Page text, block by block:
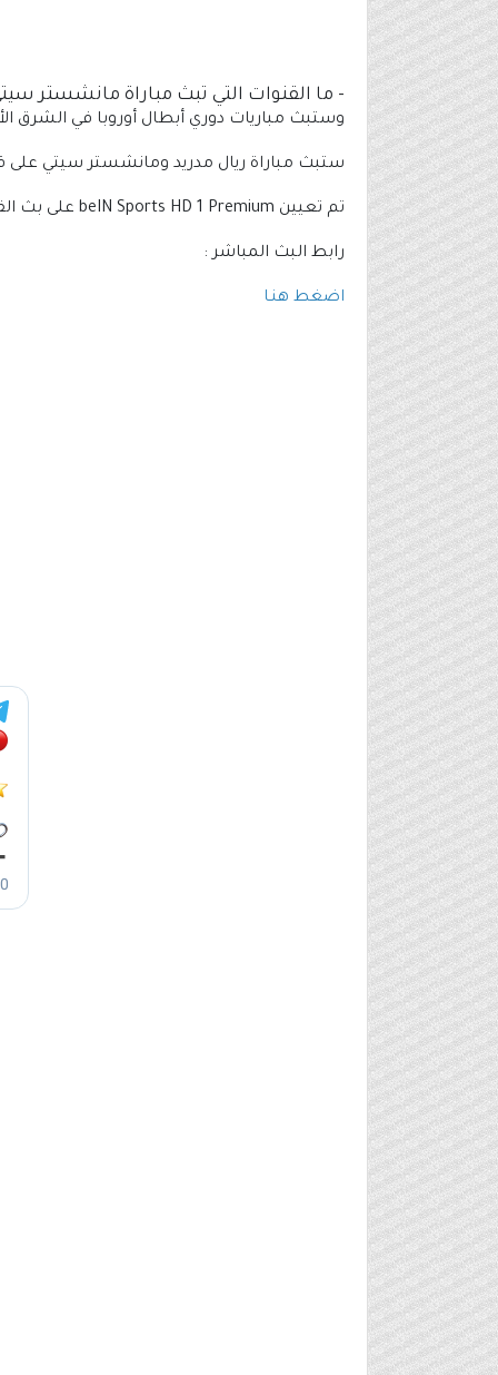
- ما القنوات التي تبث مباراة مانشستر
وستبث مباريات دوري أبطال أوروبا في الشرق
ستبث مباراة ريال مدريد ومانشستر سيتي على
تم تعيين beIN Sports HD 1 Premium على بث القمة الأوروبية باللغة العربية ، ويمكنك متابعة الاجتماع باللغة الإنجليزية على beIN Sports HD 1 English.
رابط البث المباشر :
اضغط هنـا